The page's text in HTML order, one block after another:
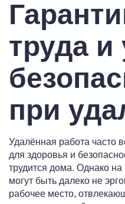
труда и
при
Удалённая работа часто
для здоровья и
трудится дома. Однако
могут быть далеко не
рабочее место,